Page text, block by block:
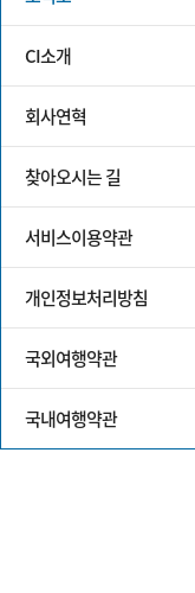
CI소개
회사연혁
찾아오시는 길
서비스이용약관
개인정보처리방침
국외여행약관
국내여행약관